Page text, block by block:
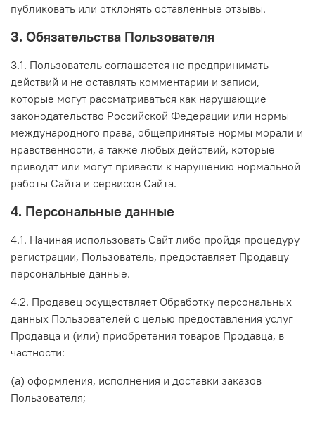
публиковать или отклонять оставленные отзывы.
3. Обязательства Пользователя
3.1. Пользователь соглашается не предпринимать
действий и не оставлять комментарии и записи,
которые могут рассматриваться как нарушающие
законодательство Российской Федерации или нормы
международного права, общепринятые нормы морали и
нравственности, а также любых действий, которые
приводят или могут привести к нарушению нормальной
работы Сайта и сервисов Сайта.
4. Персональные данные
4.1. Начиная использовать Сайт либо пройдя процедуру
регистрации, Пользователь, предоставляет Продавцу
персональные данные.
4.2. Продавец осуществляет Обработку персональных
данных Пользователей с целью предоставления услуг
Продавца и (или) приобретения товаров Продавца, в
частности:
(а) оформления, исполнения и доставки заказов
Пользователя;